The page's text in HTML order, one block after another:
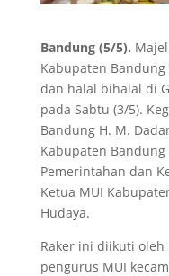
Bandung (5/5).
Kabupaten
dan halal bihalal di
pada Sabtu (3/5).
Bandung H. M.
Kabupaten Bandung
Pemerintahan dan
Ketua MUI
Hudaya.
Raker ini diikuti
pengurus MUI